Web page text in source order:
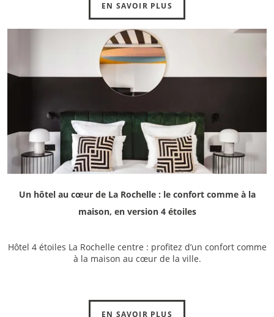
EN SAVOIR PLUS
Un hôtel au cœur de La Rochelle : le confort comme à la
maison, en version 4 étoiles
Hôtel 4 étoiles La Rochelle centre : profitez d’un confort comme
à la maison au cœur de la ville.
EN SAVOIR PLUS